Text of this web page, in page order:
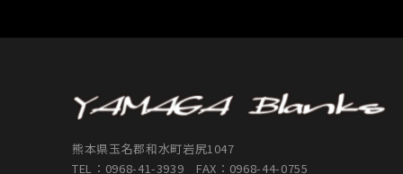
熊本県玉名郡和水町岩尻1047
TEL： 0968-41-3939 FAX：0968-44-0755